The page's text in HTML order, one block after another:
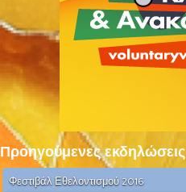
Προηγούμενες εκδηλώσεις
Φεστιβάλ Εθελοντισμού 2016